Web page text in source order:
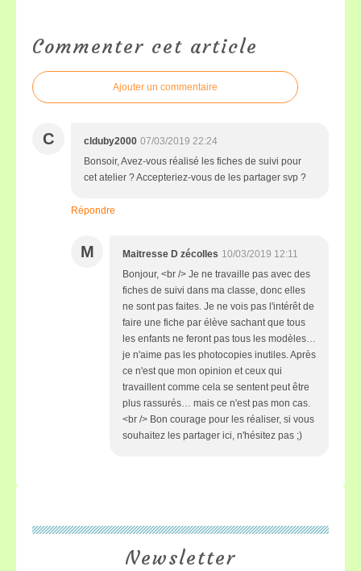
Commenter cet article
Ajouter un commentaire
C clduby2000 07/03/2019 22:24
Bonsoir, Avez-vous réalisé les fiches de suivi pour
cet atelier ? Accepteriez-vous de les partager svp ?
Répondre
M Maitresse D zécolles 10/03/2019 12:11
Bonjour, <br /> Je ne travaille pas avec des
fiches de suivi dans ma classe, donc elles
ne sont pas faites. Je ne vois pas l'intérêt de
faire une fiche par élève sachant que tous
les enfants ne feront pas tous les modèles…
je n'aime pas les photocopies inutiles. Après
ce n'est que mon opinion et ceux qui
travaillent comme cela se sentent peut être
plus rassurés… mais ce n'est pas mon cas.
<br /> Bon courage pour les réaliser, si vous
souhaitez les partager ici, n'hésitez pas ;)
Newsletter